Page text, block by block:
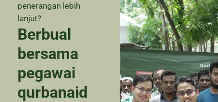
penerangan lebih
lanjut?
Berbual
bersama
pegawai
qurbanaid